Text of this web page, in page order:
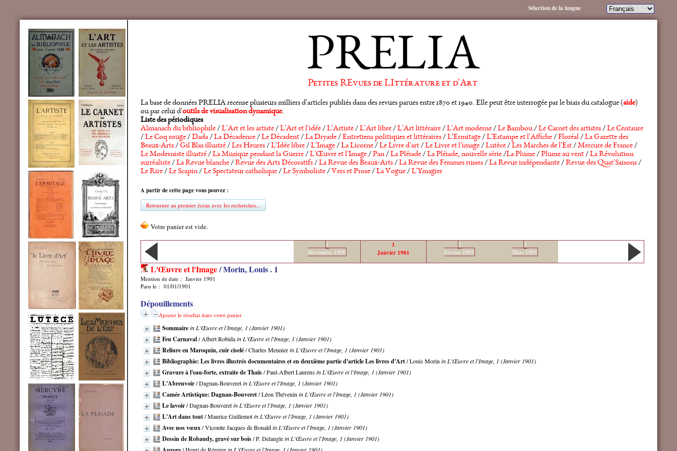
PRELIA
Petites REvues de LIttérature et d'Art
La base de données PRELIA recense plusieurs milliers d'articles publiés dans des revues parues entre 1870 et 1940. Elle peut être interrogée par le biais du catalogue (aide)
ou par celui d'outils de visualisation dynamique.
Liste des périodiques
Almanach du bibliophile/L'Art et les artiste/L'Art et l'idée/L'Artiste/L'Art libre/L'Art littéraire/L'Art moderne/Le Bambou/Le Carnet des artistes/Le Centaure
/Le Coq rouge/Dada/La Décadence/Le Décadent/La Dryade/Entretiens politiques et littéraires/L'Ermitage/L'Estampe et l'Affiche/Floréal/La Gazette des
Beaux-Arts/Gil Blas illustré/Les Heures/L'Idée libre/L'Image/La Licorne/Le Livre d'art/Le Livre et l'image/Lutèce/Les Marches de l'Est/Mercure de France/
Le Moderniste illustré/La Musique pendant la Guerre/L'Œuvre et l'Image/Pan/La Pléiade/La Pléiade, nouvelle série/La Plume/Plume au vent/La Révolution
surréaliste/La Revue blanche/Revue des Arts Décoratifs/La Revue des Beaux-Arts/La Revue des Femmes russes/La Revue indépendante/Revue des Quat'Saisons/
Le Rire/Le Scapin/Le Spectateur catholique/Le Symboliste/ Vers et Prose/La Vogue/L'Ymagier
A partir de cette page vous pouvez :
Retourner au premier écran avec les recherches...
1
Novembre 1900
1
Janvier 1901
2
Février 1901
3
Mars 1901
L'Œuvre et l'Image/ Morin, Louis . 1
Mention de date : Janvier 1901
Paru le : 01/01/1901
Dépouillements
Ajouter le résultat dans votre panier
Sommairein L'Œuvre et l'Image, 1 (Janvier 1901)
Feu Carnaval/ Albert Robidain L'Œuvre et l'Image, 1 (Janvier 1901)
Reliure en Maroquin, cuir ciselé/ Charles Meunierin L'Œuvre et l'Image, 1 (Janvier 1901)
Bibliographie: Les livres illustrés documentaires et en deuxième partie d'article Les livres d'Art/ Louis Morin in L'Œuvre et l'Image, 1 (Janvier 1901)
Gravure à l'eau-forte, extraite de Thaïs/ Paul-Albert Laurensin L'Œuvre et l'Image, 1 (Janvier 1901)
L'Abreuvoir/ Dagnan-Bouveretin L'Œuvre et l'Image, 1 (Janvier 1901)
Camée Artistique: Dagnan-Bouveret/ Léon Thévenin in L'Œuvre et l'Image, 1 (Janvier 1901)
Le lavoir/ Dagnan-Bouveretin L'Œuvre et l'Image, 1 (Janvier 1901)
L'Art dans tout/ Maurice Guillemotin L'Œuvre et l'Image, 1 (Janvier 1901)
Avec nos vœux/ Vicomte Jacques de Bonaldin L'Œuvre et l'Image, 1 (Janvier 1901)
Dessin de Robaudy, gravé sur bois/ P. Delanglein L'Œuvre et l'Image, 1 (Janvier 1901)
Sélection de la langue